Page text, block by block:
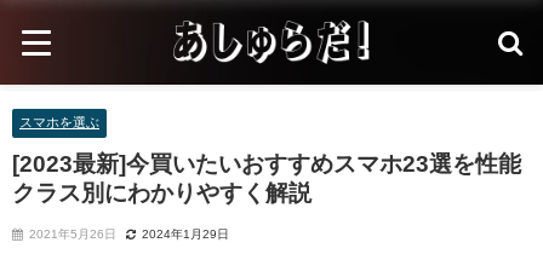
スマホを選ぶ
[2023最新]今買いたいおすすめスマホ23選を性能
クラス別にわかりやすく解説
2021年5月26日 2024年1月29日